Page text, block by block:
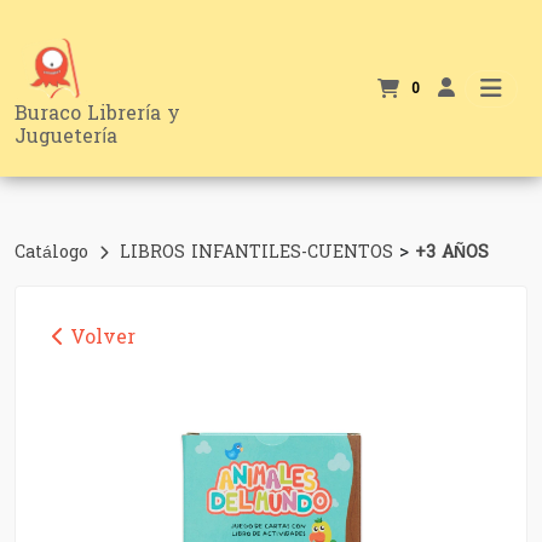
Buraco Librería y
Juguetería
0
Catálogo LIBROS INFANTILES-CUENTOS > +3 AÑOS
Volver